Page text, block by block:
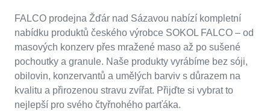
FALCO prodejna Žďár nad Sázavou nabízí kompletní
nabídku produktů českého výrobce SOKOL FALCO – od
masových konzerv přes mražené maso až po sušené
pochoutky a granule. Naše produkty vyrábíme bez sóji,
obilovin, konzervantů a umělých barviv s důrazem na
kvalitu a přirozenou stravu zvířat. Přijďte si vybrat to
nejlepší pro svého čtyřnohého parťáka.